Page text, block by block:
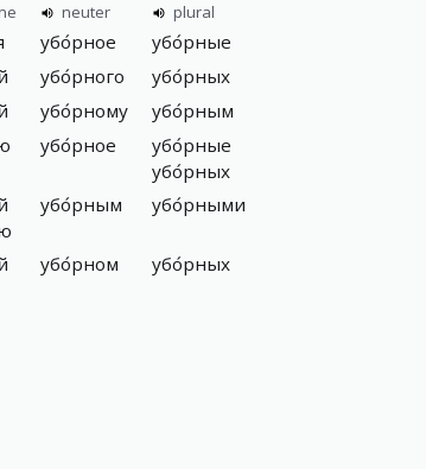
neuter
plural
убо́рное убо́рные
убо́рного убо́рных
убо́рному убо́рным
убо́рное
убо́рные
убо́рных
убо́рным убо́рными
убо́рном убо́рных